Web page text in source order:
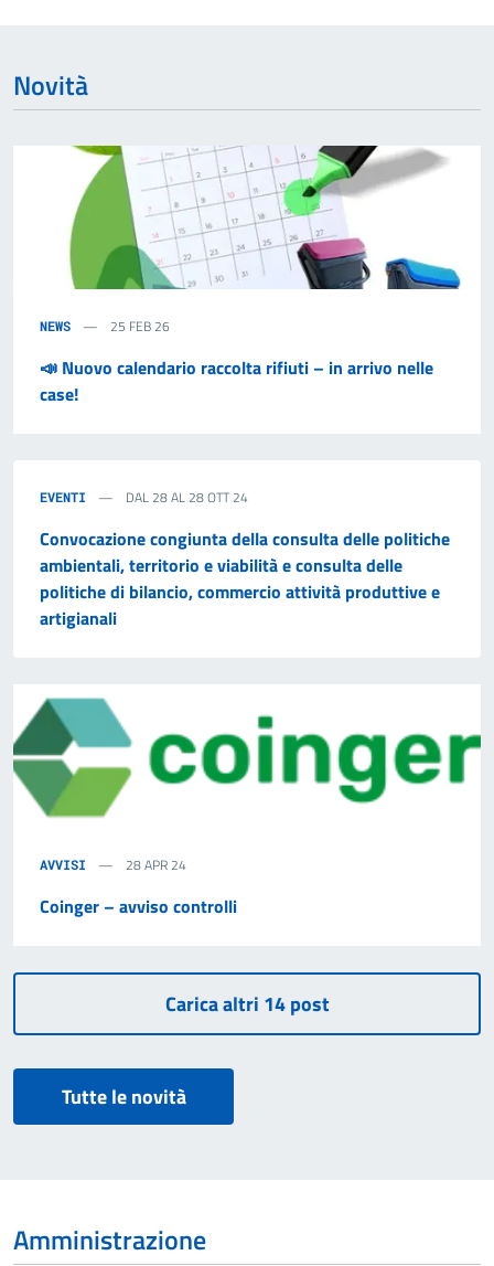
Novità
NEWS 25 FEB 26
📣 Nuovo calendario raccolta rifiuti – in arrivo nelle
case!
EVENTI DAL 28 AL 28 OTT 24
Convocazione congiunta della consulta delle politiche
ambientali, territorio e viabilità e consulta delle
politiche di bilancio, commercio attività produttive e
artigianali
AVVISI 28 APR 24
Coinger – avviso controlli
Tutte le novità
Amministrazione